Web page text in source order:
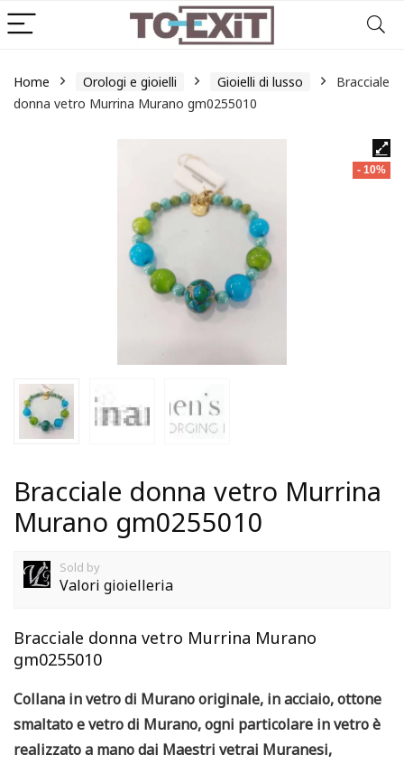
Home Orologi e gioielli Gioielli di lusso
Bracciale
donna vetro Murrina Murano gm0255010
- 10%
Bracciale donna vetro Murrina
Murano gm0255010
Sold by
Valori gioielleria
Bracciale donna vetro Murrina Murano
gm0255010
Collana in vetro di Murano originale, in acciaio, ottone
smaltato e vetro di Murano, ogni particolare in vetro è
realizzato a mano dai Maestri vetrai Muranesi,